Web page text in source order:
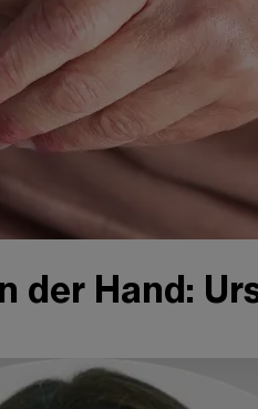
der Hand: